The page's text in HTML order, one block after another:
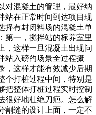
对混凝土的管理，最好纳
站在正常时间到达项目现
择有封闭料场的混凝土单
第一，搅拌站的标养室里
，这样一旦混凝土出现问
站入磅的场景全过程摄
，这样才能有效减少后期
个打桩过程中间，特别是
把整体打桩过程实时控制
很好地杜绝刀疤。怎么解
割缝的设计上面，一定不